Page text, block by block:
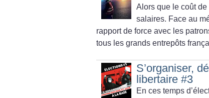
Alors que le coût
salaires. Face au
rapport de force avec les
tous les grands entrepôts
S’organiser,
libertaire #3
En ces temps